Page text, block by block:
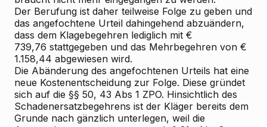
Der Berufung ist daher teilweise Folge zu geben und
das angefochtene Urteil dahingehend abzuändern,
dass dem Klagebegehren lediglich mit €
739,76 stattgegeben und das Mehrbegehren von €
1.158,44 abgewiesen wird.
Die Abänderung des angefochtenen Urteils hat eine
neue Kostenentscheidung zur Folge. Diese gründet
sich auf die §§ 50, 43 Abs 1 ZPO. Hinsichtlich des
Schadenersatzbegehrens ist der Kläger bereits dem
Grunde nach gänzlich unterlegen, weil die